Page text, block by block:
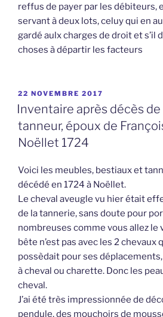
reffus de payer par les débiteurs,
servant à deux lots, celuy qui en
gardé aulx charges de droit et s’il
choses à départir les facteurs
PUBLIÉ
LE
22 NOVEMBRE 2017
Inventaire après décès de
tanneur, époux de
Noëllet 1724
Voici les meubles, bestiaux et
décédé en 1724 à Noëllet.
Le cheval aveugle vu hier était
de la tannerie, sans doute pour
nombreuses comme vous allez le
bête n’est pas avec les 2 chevaux
possèdait pour ses
à cheval ou charette. Donc les
cheval.
J’ai été très impressionnée de
pendule, des mouchoirs de